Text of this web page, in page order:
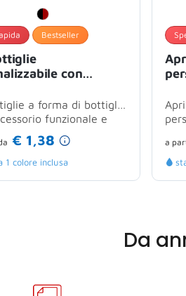
Bestseller
con
a forma di bottiglia
funzionale e
per l'apertura di...
€ 1,38
1 colore inclusa
a
Da